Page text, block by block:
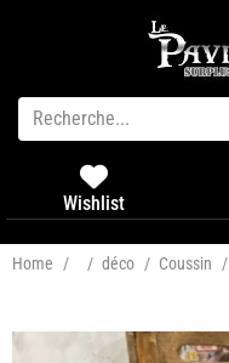
Wishlist
Home / / déco / Coussin /